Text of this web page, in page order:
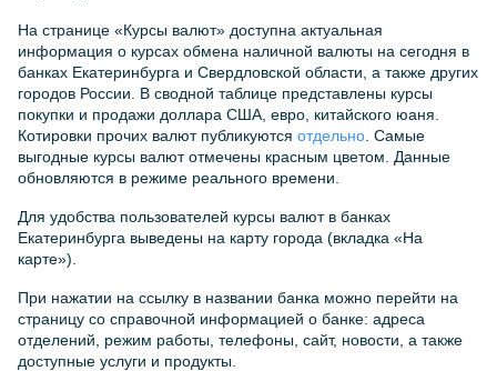
На странице «Курсы валют» доступна актуальная
информация о курсах обмена наличной валюты на сегодня в
банках Екатеринбурга и Свердловской области, а также других
городов России. В сводной таблице представлены курсы
покупки и продажи доллара США, евро, китайского юаня.
Котировки прочих валют публикуются отдельно . Самые
выгодные курсы валют отмечены красным цветом. Данные
обновляются в режиме реального времени.
Для удобства пользователей курсы валют в банках
Екатеринбурга выведены на карту города (вкладка «На
карте»).
При нажатии на ссылку в названии банка можно перейти на
страницу со справочной информацией о банке: адреса
отделений, режим работы, телефоны, сайт, новости, а также
доступные услуги и продукты.